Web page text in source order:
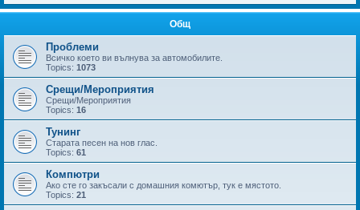
Общ
Проблеми
Всичко което ви вълнува за автомобилите.
Topics: 1073
Срещи/Мероприятия
Срещи/Мероприятия
Topics: 16
Тунинг
Старата песен на нов глас.
Topics: 61
Компютри
Ако сте го закъсали с домашния комютър, тук е мястото.
Topics: 21